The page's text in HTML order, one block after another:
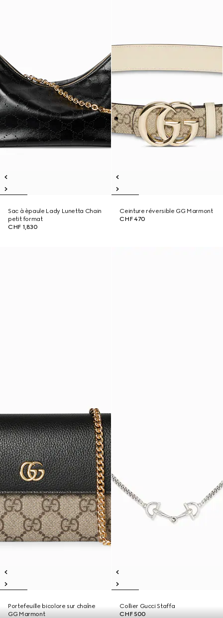
Sac à èpaule Lady Lunetta Chain
petit format
CHF 1,830
Ceinture réversible GG Marmont
CHF 470
Portefeuille bicolore sur chaîne
GG Marmont
Collier Gucci Staffa
CHF 500